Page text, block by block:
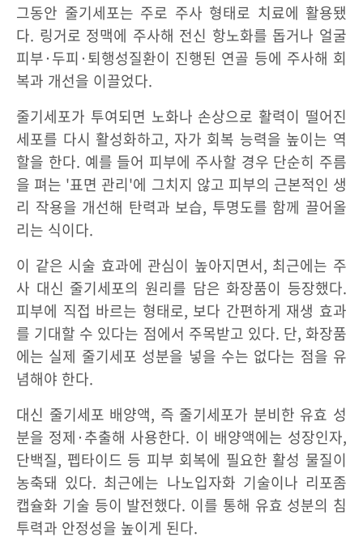
그동안 줄기세포는 주로 주사 형태로 치료에 활용됐
다. 링거로 정맥에 주사해 전신 항노화를 돕거나 얼굴
피부·두피·퇴행성질환이 진행된 연골 등에 주사해 회
복과 개선을 이끌었다.
줄기세포가 투여되면 노화나 손상으로 활력이 떨어진
세포를 다시 활성화하고, 자가 회복 능력을 높이는 역
할을 한다. 예를 들어 피부에 주사할 경우 단순히 주름
을 펴는 '표면 관리'에 그치지 않고 피부의 근본적인 생
리 작용을 개선해 탄력과 보습, 투명도를 함께 끌어올
리는 식이다.
이 같은 시술 효과에 관심이 높아지면서, 최근에는 주
사 대신 줄기세포의 원리를 담은 화장품이 등장했다.
피부에 직접 바르는 형태로, 보다 간편하게 재생 효과
를 기대할 수 있다는 점에서 주목받고 있다. 단, 화장품
에는 실제 줄기세포 성분을 넣을 수는 없다는 점을 유
념해야 한다.
대신 줄기세포 배양액, 즉 줄기세포가 분비한 유효 성
분을 정제·추출해 사용한다. 이 배양액에는 성장인자,
단백질, 펩타이드 등 피부 회복에 필요한 활성 물질이
농축돼 있다. 최근에는 나노입자화 기술이나 리포좀
캡슐화 기술 등이 발전했다. 이를 통해 유효 성분의 침
투력과 안정성을 높이게 된다.